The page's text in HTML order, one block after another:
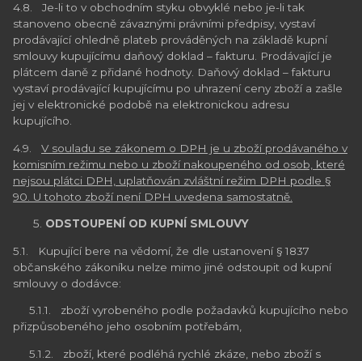
4.8. Je-li to v obchodním styku obvyklé nebo je-li tak
stanoveno obecně závaznými právními předpisy, vystaví
prodávající ohledně plateb prováděných na základě kupní
smlouvy kupujícímu daňový doklad – fakturu. Prodávající je
plátcem daně z přidané hodnoty. Daňový doklad – fakturu
vystaví prodávající kupujícímu po uhrazení ceny zboží a zašle
jej v elektronické podobě na elektronickou adresu
kupujícího.
4.9. V souladu se zákonem o DPH je u zboží prodávaného v
komisním režimu nebo u zboží nakoupeného od osob, které
nejsou plátci DPH, uplatňován zvláštní režim DPH podle §
90. U tohoto zboží není DPH uvedena samostatně.
ODSTOUPENÍ OD KUPNÍ SMLOUVY
5.1. Kupující bere na vědomí, že dle ustanovení § 1837
občanského zákoníku nelze mimo jiné odstoupit od kupní
smlouvy o dodávce:
5.1.1. zboží vyrobeného podle požadavků kupujícího nebo
přizpůsobeného jeho osobním potřebám,
5.1.2. zboží, které podléhá rychlé zkáze, nebo zboží s